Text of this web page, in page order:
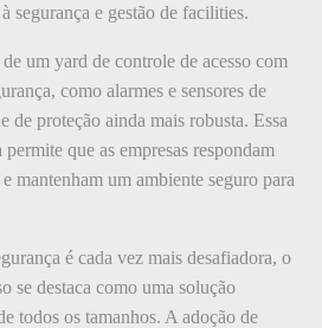
segurança e gestão de facilities.
um yard de controle de acesso com
como alarmes e sensores de
de proteção ainda mais robusta. Essa
que as empresas respondam
mantenham um ambiente seguro para
é cada vez mais desafiadora, o
se destaca como uma solução
todos os tamanhos. A adoção de